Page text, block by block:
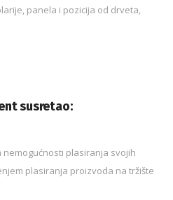
panela i pozicija od drveta,
susretao:
plasiranja svojih
plasiranja proizvoda na tržište